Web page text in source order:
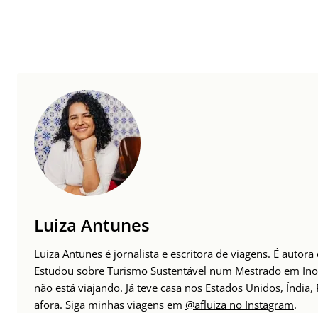
Luiza Antunes
Luiza Antunes é jornalista e escritora de viagens. É
Estudou sobre Turismo Sustentável num Mestrado em
não está viajando. Já teve casa nos Estados Unidos,
afora. Siga minhas viagens em @afluiza no Instagram.